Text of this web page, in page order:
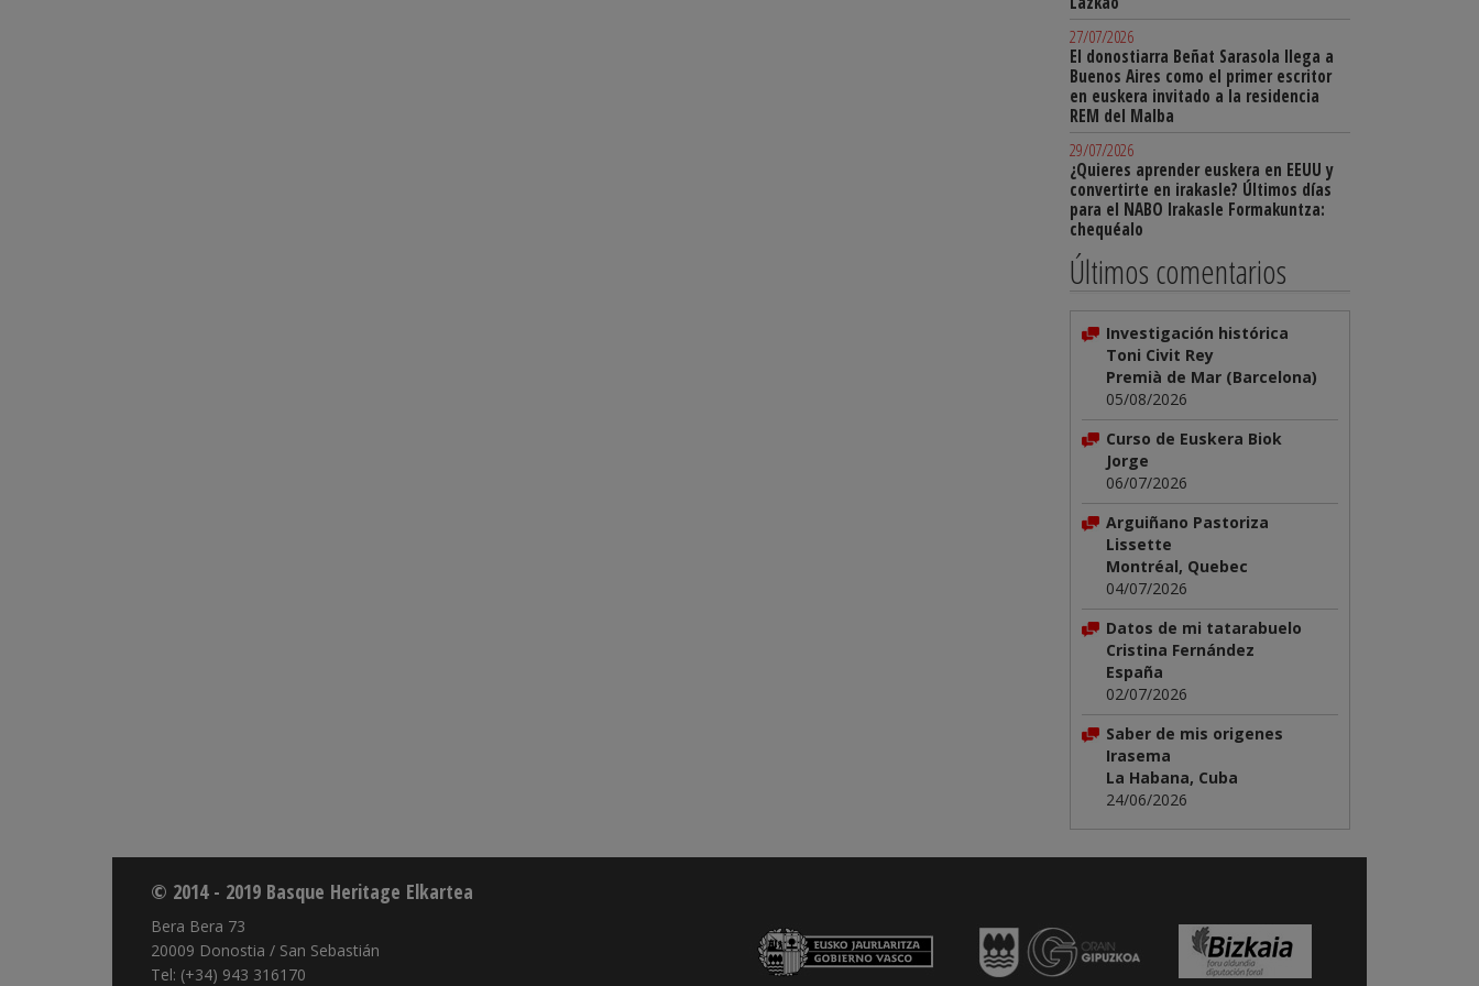
27/07/2026
El donostiarra Beñat Sarasola llega a
Buenos Aires como el primer escritor
en euskera invitado a la residencia
REM del Malba
29/07/2026
¿Quieres aprender euskera en EEUU y
convertirte en irakasle? Últimos días
para el NABO Irakasle Formakuntza:
chequéalo
Últimos comentarios
Investigación histórica
Toni Civit Rey
Premià de Mar (Barcelona)
05/08/2026
Curso de Euskera Biok
Jorge
06/07/2026
Arguiñano Pastoriza
Lissette
Montréal, Quebec
04/07/2026
Datos de mi tatarabuelo
Cristina Fernández
España
02/07/2026
Saber de mis origenes
Irasema
La Habana, Cuba
24/06/2026
© 2014 - 2019 Basque Heritage Elkartea
Bera Bera 73
20009 Donostia / San Sebastián
Tel: (+34) 943 316170